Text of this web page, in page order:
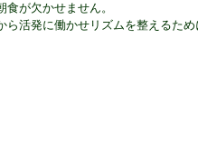
が欠かせません。
ら活発に働かせリズムを整えるた